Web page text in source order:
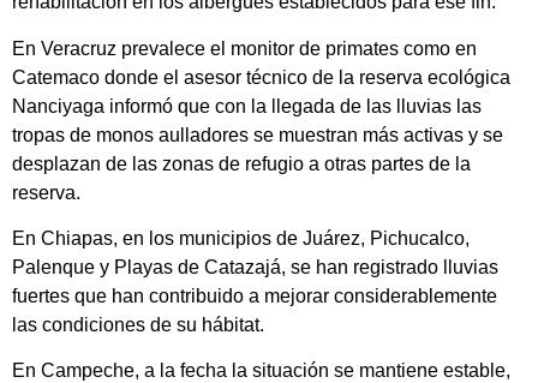
En Veracruz prevalece el monitor de primates como en
Catemaco donde el asesor técnico de la reserva ecológica
Nanciyaga informó que con la llegada de las lluvias las
tropas de monos aulladores se muestran más activas y se
desplazan de las zonas de refugio a otras partes de la
reserva.
En Chiapas, en los municipios de Juárez, Pichucalco,
Palenque y Playas de Catazajá, se han registrado lluvias
fuertes que han contribuido a mejorar considerablemente
las condiciones de su hábitat.
En Campeche, a la fecha la situación se mantiene estable,